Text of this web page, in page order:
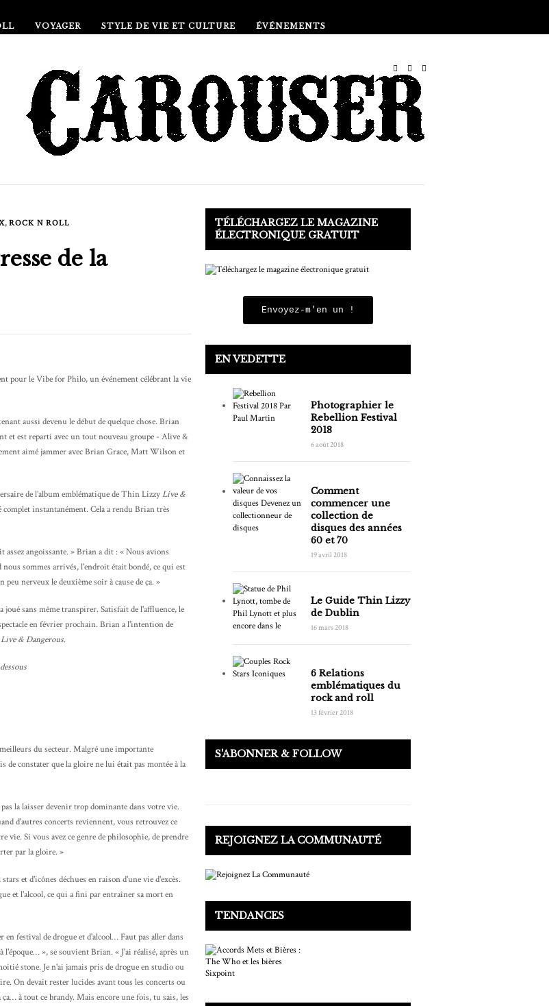
VOYAGER STYLE DE VIE ET CULTURE ÉVÉNEMENTS
, ROCK N ROLL
de la
pour le Vibe for Philo, un événement célébrant la vie
aussi devenu le début de quelque chose. Brian
et est reparti avec un tout nouveau groupe - Alive &
aimé jammer avec Brian Grace, Matt Wilson et
de l’album emblématique de Thin LizzyLive &
complet instantanément. Cela a rendu Brian très
assez angoissante. » Brian a dit : « Nous avions
sommes arrivés, l'endroit était bondé, ce qui est
nerveux le deuxième soir à cause de ça. »
sans même transpirer. Satisfait de l'affluence, le
en février prochain. Brian a l'intention de
Live & Dangerous.
du secteur. Malgré une importante
de constater que la gloire ne lui était pas montée à la
la laisser devenir trop dominante dans votre vie.
d'autres concerts reviennent, vous retrouvez ce
vie. Si vous avez ce genre de philosophie, de prendre
par la gloire. »
et d'icônes déchues en raison d'une vie d'excès.
et l'alcool, ce qui a fini par entraîner sa mort en
festival de drogue et d'alcool… Faut pas aller dans
», se souvient Brian. « J'ai réalisé, après un
stone. Je n'ai jamais pris de drogue en studio ou
On devait rester lucides avant tous les concerts ou
à tout ce brandy. Mais encore une fois, tu sais, les
TÉLÉCHARGEZ LE MAGAZINE
ÉLECTRONIQUE GRATUIT
Envoyez-m'en un !
EN VEDETTE
Photographier le
Rebellion Festival
2018
6 août 2018
Comment
commencer une
collection de
disques des années
60 et 70
19 avril 2018
Le Guide Thin Lizzy
de Dublin
16 mars 2018
6 Relations
emblématiques du
rock and roll
13 février 2018
S'ABONNER & FOLLOW
REJOIGNEZ LA COMMUNAUTÉ
TENDANCES